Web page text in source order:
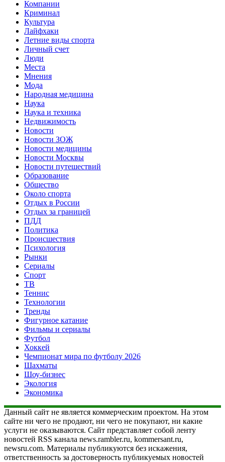
Компании
Криминал
Культура
Лайфхаки
Летние виды спорта
Личный счет
Люди
Места
Мнения
Мода
Народная медицина
Наука
Наука и техника
Недвижимость
Новости
Новости ЗОЖ
Новости медицины
Новости Москвы
Новости путешествий
Образование
Общество
Около спорта
Отдых в России
Отдых за границей
ПДД
Политика
Происшествия
Психология
Рынки
Сериалы
Спорт
ТВ
Теннис
Технологии
Тренды
Фигурное катание
Фильмы и сериалы
Футбол
Хоккей
Чемпионат мира по футболу 2026
Шахматы
Шоу-бизнес
Экология
Экономика
Данный сайт не является коммерческим проектом. На этом
сайте ни чего не продают, ни чего не покупают, ни какие
услуги не оказываются. Сайт представляет собой ленту
новостей RSS канала news.rambler.ru, kommersant.ru,
newsru.com. Материалы публикуются без искажения,
ответственность за достоверность публикуемых новостей